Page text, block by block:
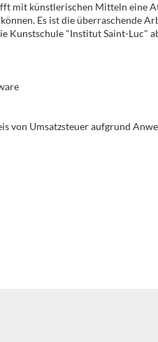
mit künstlerischen Mitteln eine
Es ist die überraschende
Kunstschule "Institut Saint-Luc"
von Umsatzsteuer aufgrund